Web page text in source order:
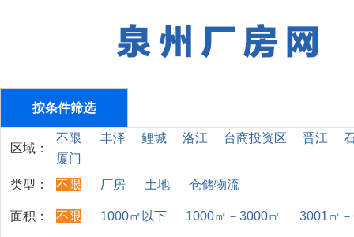
按条件筛选
区域：
不限 丰泽 鲤城 洛江 台商投资区 晋江
厦门
类型：
不限 厂房 土地 仓储物流
面积： 不限 1000㎡以下 1000㎡－3000㎡ 3001㎡